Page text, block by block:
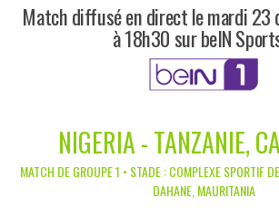
Match diffusé en direct le mardi 23
à 18h30 sur beIN
NIGERIA - TANZANIE,
MATCH DE GROUPE 1 • STADE : COMPLEXE SPORTIF
DAHANE, MAURITANIA